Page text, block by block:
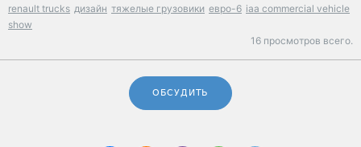
renault trucks дизайн тяжелые грузовики евро-6 iaa commercial vehicle
show
16 просмотров всего.
ОБСУДИТЬ